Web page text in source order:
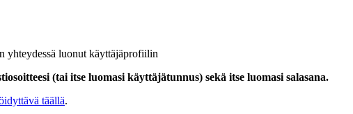
yhteydessä luonut käyttäjäprofiilin
(tai itse luomasi käyttäjätunnus) sekä itse luomasi salasana.
täällä.